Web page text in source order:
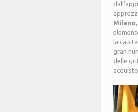
Milano
la
gran
delle